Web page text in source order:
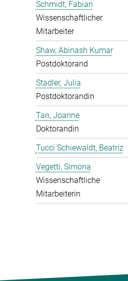
Schmidt, Fabian
Wissenschaftlicher
Mitarbeiter
Shaw, Abinash Kumar
Postdoktorand
Stadler, Julia
Postdoktorandin
Tan, Joanne
Doktorandin
Tucci Schiewaldt, Beatriz
Vegetti, Simona
Wissenschaftliche
Mitarbeiterin